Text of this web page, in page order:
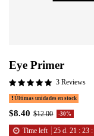
Eye Primer
3 Reviews
Últimas unidades en stock
$8.40 $12.00 -30%
Time left 25 d. 21 :23